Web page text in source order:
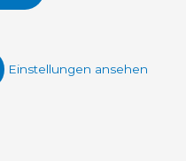
Einstellungen ansehen